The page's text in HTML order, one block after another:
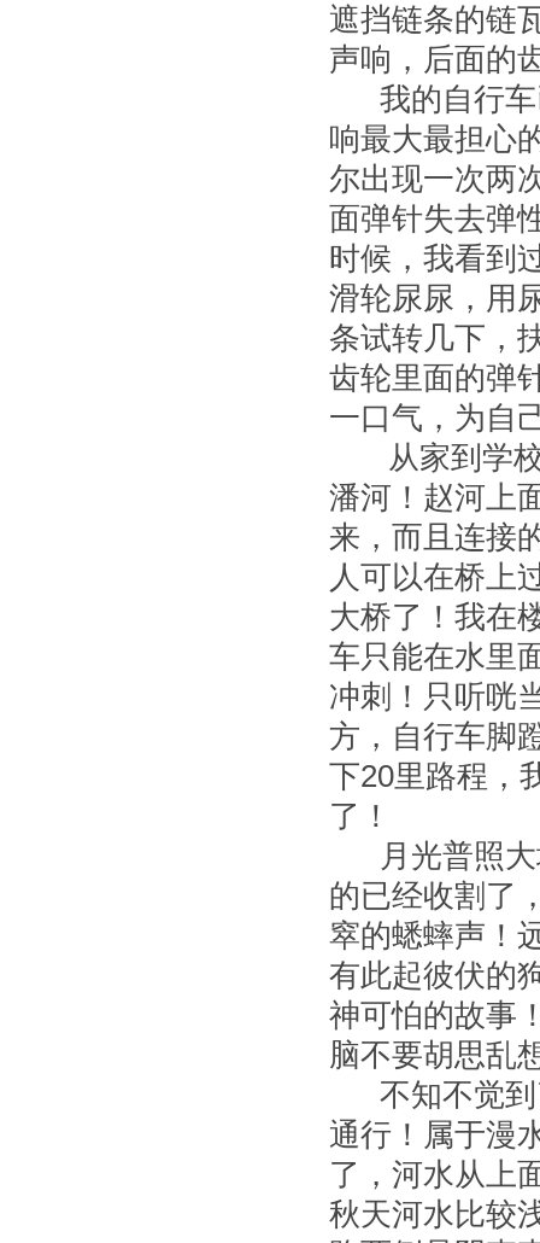
遮挡链条的链
声响，后面的
我的自行车
响最大最担心
尔出现一次两
面弹针失去弹
时候，我看到
滑轮尿尿，用
条试转几下，
齿轮里面的弹
一口气，为自
从家到学校
潘河！赵河上
来，而且连接
人可以在桥上
大桥了！我在
车只能在水里
冲刺！只听咣
方，自行车脚
下20里路程，
了！
月光普照大
的已经收割了
窣的蟋蟀声！
有此起彼伏的
神可怕的故事
脑不要胡思乱
不知不觉到
通行！属于漫
了，河水从上
秋天河水比较